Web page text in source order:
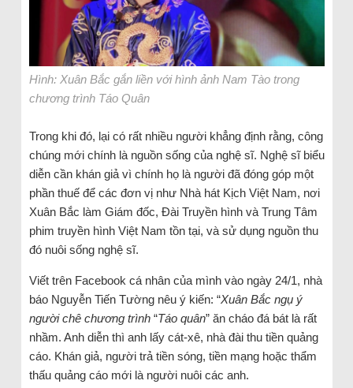
Hình: Xuân Bắc gắn liền với hình ảnh Nam Tào trong
chương trình Táo Quân
Trong khi đó, lại có rất nhiều người khẳng định rằng, công
chúng mới chính là nguồn sống của nghệ sĩ. Nghệ sĩ biểu
diễn cần khán giả vì chính họ là người đã đóng góp một
phần thuế để các đơn vị như Nhà hát Kịch Việt Nam, nơi
Xuân Bắc làm Giám đốc, Đài Truyền hình và Trung Tâm
phim truyền hình Việt Nam tồn tại, và sử dụng nguồn thu
đó nuôi sống nghệ sĩ.
Viết trên Facebook cá nhân của mình vào ngày 24/1, nhà
báo Nguyễn Tiến Tường nêu ý kiến: “Xuân Bắc ngụ ý
người chê chương trình“Táo quân” ăn cháo đá bát là rất
nhầm. Anh diễn thì anh lấy cát-xê, nhà đài thu tiền quảng
cáo. Khán giả, người trả tiền sóng, tiền mạng hoặc thẩm
thấu quảng cáo mới là người nuôi các anh.